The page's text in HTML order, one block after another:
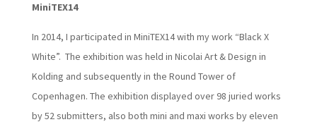
MiniTEX14
In 2014, I participated in MiniTEX14 with my work “Black X
White”. The exhibition was held in Nicolai Art & Design in
Kolding and subsequently in the Round Tower of
Copenhagen. The exhibition displayed over 98 juried works
by 52 submitters, also both mini and maxi works by eleven